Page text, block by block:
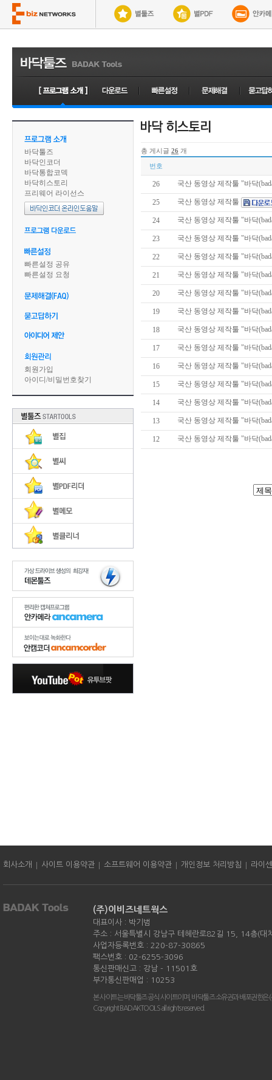
바닥툴즈
바닥인코더
바닥통합코덱
바닥히스토리
프리웨어 라이선스
빠른설정 공유
빠른설정 요청
회원가입
아이디 /비밀번호찾기
총 게시글 26 개
번호
26 국산 동영상 제작툴 "바닥
25 국산 동영상 제작툴
24 국산 동영상 제작툴 "바닥
23 국산 동영상 제작툴 "바닥
22 국산 동영상 제작툴 "바닥
21 국산 동영상 제작툴 "바닥
20 국산 동영상 제작툴 "바닥
19 국산 동영상 제작툴 "바닥
18 국산 동영상 제작툴 "바닥
17 국산 동영상 제작툴 "바닥
16 국산 동영상 제작툴 "바닥
15 국산 동영상 제작툴 "바닥
14 국산 동영상 제작툴 "바닥
13 국산 동영상 제작툴 "바닥
12 국산 동영상 제작툴 "바닥
회사소개 | 사이트 이용약관 | 소프트웨어 이용약관 | 개인정보 처리방침 | 라이
(주)이비즈네트웍스
대표이사 : 박기범
주소 : 서울특별시 강남구 테헤란로82길 15, 14층(대
사업자등록번호 : 220-87-30865
팩스번호 : 02-6255-3096
통신판매신고 : 강남 - 11501호
부가통신판매업 : 10253
본 사이트는 바닥툴즈 공식 사이트이며, 바닥툴즈 소유권과 배포권한은
Copyright BADAKTOOLS all rights reserved.